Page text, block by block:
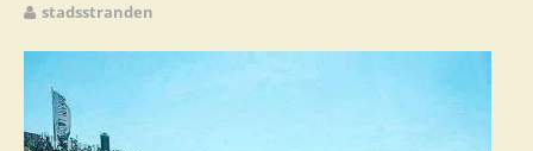
stadsstranden